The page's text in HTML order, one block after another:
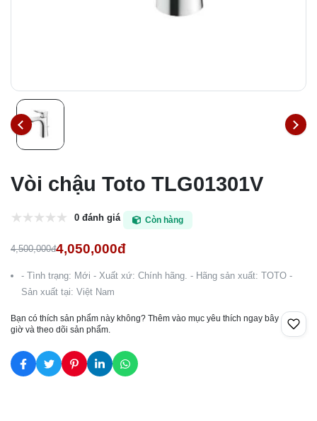
Vòi chậu Toto TLG01301V
0 đánh giá Còn hàng
4,500,000đ4,050,000đ
- Tình trạng: Mới - Xuất xứ: Chính hãng. - Hãng sản xuất: TOTO -
Sản xuất tại: Việt Nam
Bạn có thích sản phẩm này không? Thêm vào mục yêu thích ngay bây
giờ và theo dõi sản phẩm.